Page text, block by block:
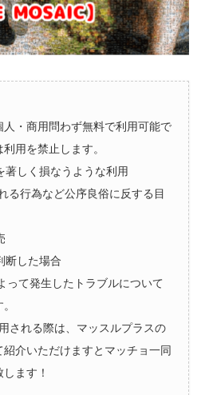
人・商用問わず無料で利用可能で
用を禁止します。
著しく損なうような利用
る行為など公序良俗に反する目
断した場合
って発生したトラブルについて
される際は、マッスルプラスの
介いただけますとマッチョ一同
ます！